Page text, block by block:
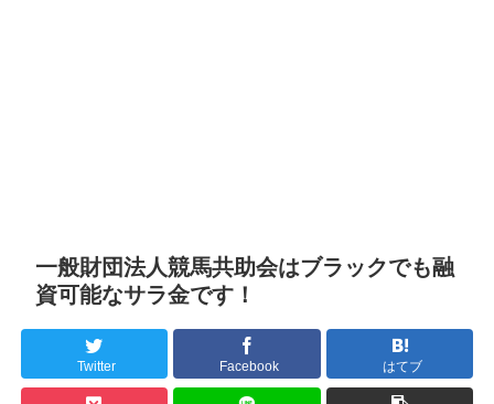
一般財団法人競馬共助会はブラックでも融
資可能なサラ金です！
Twitter Facebook はてブ